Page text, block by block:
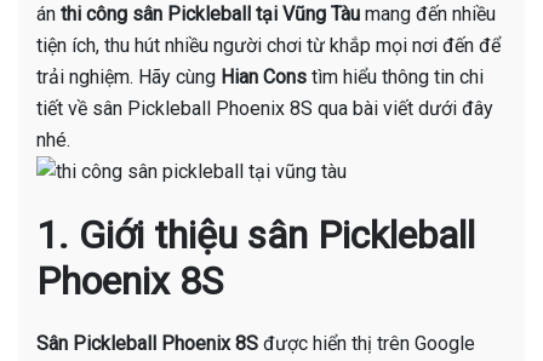
án thi công sân Pickleball tại Vũng Tàu mang đến nhiều
tiện ích, thu hút nhiều người chơi từ khắp mọi nơi đến để
trải nghiệm. Hãy cùng Hian Cons tìm hiểu thông tin chi
tiết về sân Pickleball Phoenix 8S qua bài viết dưới đây
nhé.
1. Giới thiệu sân Pickleball
Phoenix 8S
Sân Pickleball Phoenix 8S được hiển thị trên Google